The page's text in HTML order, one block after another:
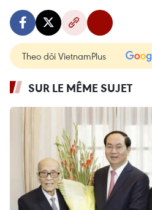
Theo dõi VietnamPlus
SUR LE MÊME SUJET